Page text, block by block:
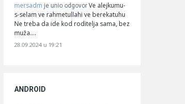
mersadm je unio odgovor Ve alejkumu-
s-selam ve rahmetullahi ve berekatuhu
Ne treba da ide kod roditelja sama, bez
muža.…
28.09.2024 u 19:21
ANDROID